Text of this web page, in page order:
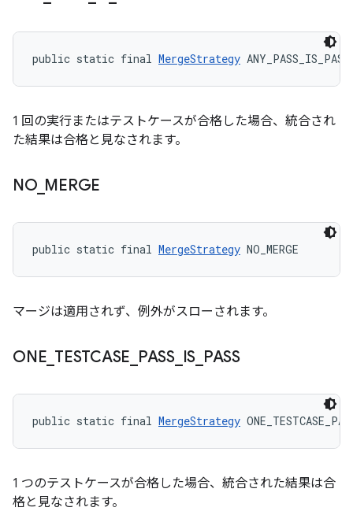
public static final MergeStrategy ANY_PASS_IS_PASS
1 回の実行またはテストケースが合格した場合、統合され
た結果は合格と見なされます。
NO_ MERGE
public static final MergeStrategy NO_MERGE
マージは適用されず、例外がスローされます。
ONE TESTCASE PASS_ IS PASS
public static final MergeStrategy
1 つのテストケースが合格した場合、統合された結果は合
格と見なされます。